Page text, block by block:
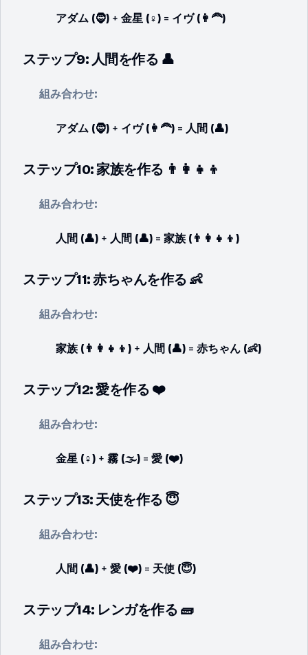
アダム (🧔) + 金星 (♀️) = イヴ (👩‍🦰)
ステップ9: 人間を作る 👤
組み合わせ:
アダム (🧔) + イヴ (👩‍🦰) = 人間 (👤)
ステップ10: 家族を作る 👨‍👩‍👧‍👦
組み合わせ:
人間 (👤) + 人間 (👤) = 家族 (👨‍👩‍👧‍👦)
ステップ11: 赤ちゃんを作る 👶
組み合わせ:
家族 (👨‍👩‍👧‍👦) + 人間 (👤) = 赤ちゃん (👶)
ステップ12: 愛を作る ❤️
組み合わせ:
金星 (♀️) + 霧 (🌫️) = 愛 (❤️)
ステップ13: 天使を作る 😇
組み合わせ:
人間 (👤) + 愛 (❤️) = 天使 (😇)
ステップ14: レンガを作る 🧱
組み合わせ: